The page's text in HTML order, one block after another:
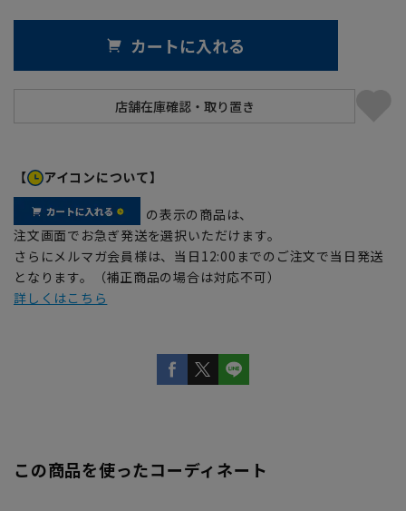
カートに入れる
【 アイコンについて】
の表示の商品は、
注文画面でお急ぎ発送を選択いただけます。
さらにメルマガ会員様は、当日12:00までのご注文で当日発送
となります。（補正商品の場合は対応不可）
詳しくはこちら
この商品を使ったコーディネート